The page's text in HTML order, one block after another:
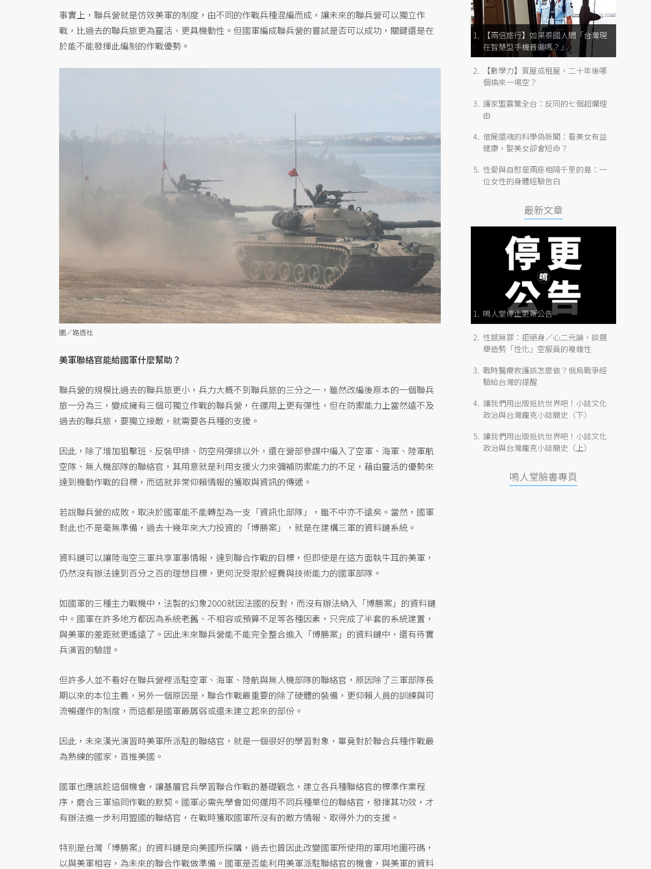
事實上，聯兵營就是仿效美軍的制度，由不同的作戰兵種混編而成，讓未來的聯兵營可以獨立作
戰，比過去的聯兵旅更為靈活、更具機動性。但國軍編成聯兵營的嘗試是否可以成功，關鍵還是在
於能不能發揮此編制的作戰優勢。
圖／路透社
美軍聯絡官能給國軍什麼幫助？
聯兵營的規模比過去的聯兵旅更小，兵力大概不到聯兵旅的三分之一，雖然改編後原本的一個聯兵
旅一分為三，變成擁有三個可獨立作戰的聯兵營，在運用上更有彈性，但在防禦能力上當然遠不及
過去的聯兵旅，要獨立接敵，就需要各兵種的支援。
因此，除了增加狙擊班、反裝甲排、防空飛彈排以外，還在營部參謀中編入了空軍、海軍、陸軍航
空隊、無人機部隊的聯絡官，其用意就是利用支援火力來彌補防禦能力的不足，藉由靈活的優勢來
達到機動作戰的目標，而這就非常仰賴情報的獲取與資訊的傳遞。
若說聯兵營的成敗，取決於國軍能不能轉型為一支「資訊化部隊」，雖不中亦不遠矣。當然，國軍
對此也不是毫無準備，過去十幾年來大力投資的「博勝案」，就是在建構三軍的資料鏈系統。
資料鏈可以讓陸海空三軍共享軍事情報，達到聯合作戰的目標，但即使是在這方面執牛耳的美軍，
仍然沒有辦法達到百分之百的理想目標，更何況受限於經費與技術能力的國軍部隊。
如國軍的三種主力戰機中，法製的幻象2000就因法國的反對，而沒有辦法納入「博勝案」的資料鏈
中。國軍在許多地方都因為系統老舊、不相容或預算不足等各種因素，只完成了半套的系統建置，
與美軍的差距就更遙遠了。因此未來聯兵營能不能完全整合進入「博勝案」的資料鏈中，還有待實
兵演習的驗證。
但許多人並不看好在聯兵營裡派駐空軍、海軍、陸航與無人機部隊的聯絡官，原因除了三軍部隊長
期以來的本位主義，另外一個原因是，聯合作戰最重要的除了硬體的裝備，更仰賴人員的訓練與可
流暢運作的制度，而這都是國軍最孱弱或還未建立起來的部份。
因此，未來漢光演習時美軍所派駐的聯絡官，就是一個很好的學習對象，畢竟對於聯合兵種作戰最
為熟練的國家，首推美國。
國軍也應該趁這個機會，讓基層官兵學習聯合作戰的基礎觀念，建立各兵種聯絡官的標準作業程
序，磨合三軍協同作戰的默契。國軍必需先學會如何運用不同兵種單位的聯絡官，發揮其功效，才
有辦法進一步利用盟國的聯絡官，在戰時獲取國軍所沒有的敵方情報、取得外力的支援。
特別是台灣「博勝案」的資料鏈是向美國所採購，過去也曾因此改變國軍所使用的軍用地圖符碼，
以與美軍相容，為未來的聯合作戰做準備。國軍是否能利用美軍派駐聯絡官的機會，與美軍的資料
【兩倍旅行】如果泰國人問「台灣現
在智慧型手機普遍嗎？」
【數學力】買屋或租屋，二十年後哪
個換來一場空？
護家盟震驚全台：反同的七個超爛理
由
借屍還魂的科學偽新聞：看美女有益
健康，娶美女卻會短命？
性愛與自慰是兩座相隔千里的島：一
位女性的身體經驗告白
最新文章
鳴人堂停止更新公告
性感無罪：拒絕身／心二元論，談選
舉造勢「性化」空服員的複雜性
戰時醫療救護該怎麼做？俄烏戰爭經
驗給台灣的提醒
讓我們用出版抵抗世界吧！小誌文化
政治與台灣龐克小誌簡史（下）
讓我們用出版抵抗世界吧！小誌文化
政治與台灣龐克小誌簡史（上）
鳴人堂臉書專頁